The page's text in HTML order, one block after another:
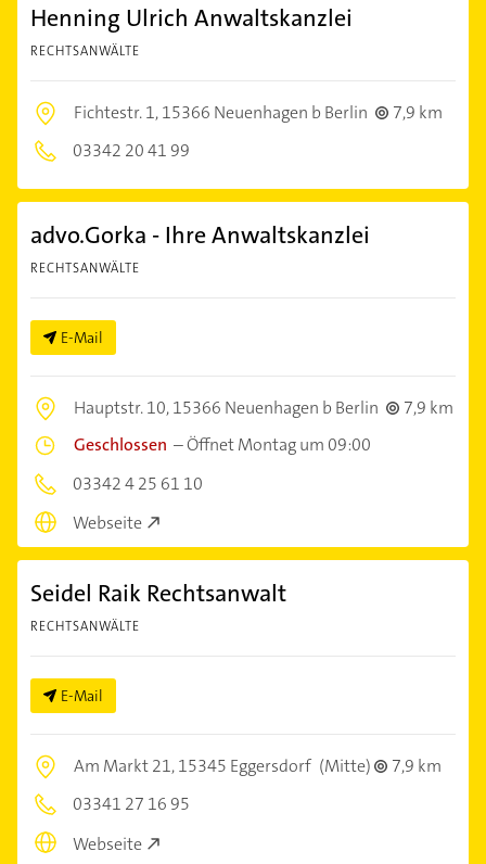
Henning Ulrich Anwaltskanzlei
RECHTSANWÄLTE
Fichtestr. 1,15366 Neuenhagen b Berlin
7,9 km
03342 20 41 99
advo.Gorka - Ihre Anwaltskanzlei
RECHTSANWÄLTE
E-Mail
Hauptstr. 10,15366 Neuenhagen b Berlin
7,9 km
Geschlossen –Öffnet Montag um 09:00
03342 4 25 61 10
Webseite
Seidel Raik Rechtsanwalt
RECHTSANWÄLTE
E-Mail
Am Markt 21,15345 Eggersdorf (Mitte)
7,9 km
03341 27 16 95
Webseite